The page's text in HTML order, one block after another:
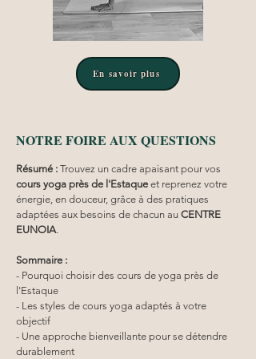
En savoir plus
NOTRE FOIRE AUX QUESTIONS
Résumé : Trouvez un cadre apaisant pour vos
cours yoga près de l'Estaque et reprenez votre
énergie, en douceur, grâce à des pratiques
adaptées aux besoins de chacun au CENTRE
EUNOIA.
Sommaire :
- Pourquoi choisir des cours de yoga près de
l'Estaque
- Les styles de cours yoga adaptés à votre
objectif
- Une approche bienveillante pour se détendre
durablement